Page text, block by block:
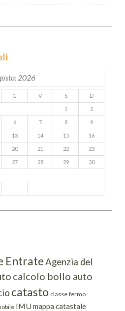
2026
G V S D
1 2
6 7 8 9
13 14 15 16
20 21 22 23
27 28 29 30
EntrateAgenzia del
calcolo bollo auto
catasto classe fermo
IMUmappa catastale